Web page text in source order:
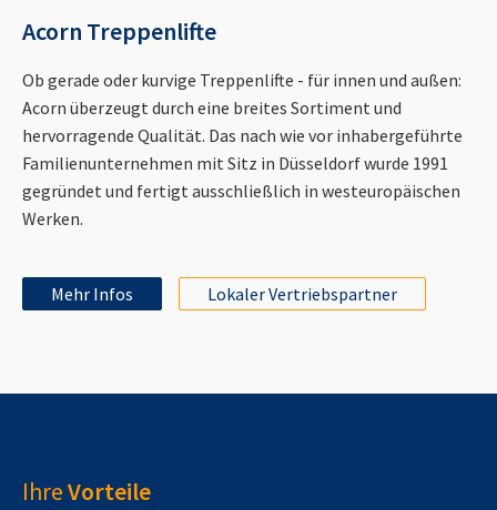
Acorn Treppenlifte
Ob gerade oder kurvige Treppenlifte - für innen und außen:
Acorn überzeugt durch eine breites Sortiment und
hervorragende Qualität. Das nach wie vor inhabergeführte
Familienunternehmen mit Sitz in Düsseldorf wurde 1991
gegründet und fertigt ausschließlich in westeuropäischen
Werken.
Mehr Infos Lokaler Vertriebspartner
IhreVorteile